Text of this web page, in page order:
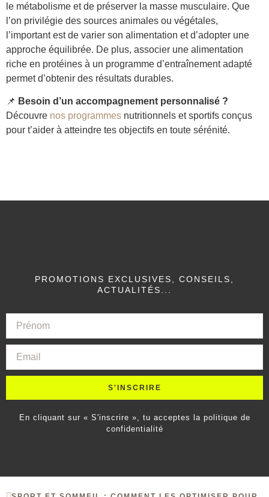
le métabolisme et de préserver la masse musculaire. Que
l’on privilégie des sources animales ou végétales,
l’important est de varier son alimentation et d’adopter une
approche équilibrée. De plus, associer une alimentation
riche en protéines à un programme d’entraînement adapté
permet d’obtenir des résultats durables.
📌 Besoin d’un accompagnement personnalisé ?
Découvre nos programmes nutritionnels et sportifs conçus
pour t’aider à atteindre tes objectifs en toute sérénité.
PROMOTIONS EXCLUSIVES, CONSEILS,
ACTUALITÉS...
S'INSCRIRE
En cliquant sur « S'inscrire », tu acceptes la politique de
confidentialité